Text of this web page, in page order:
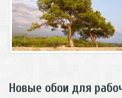
Новые обои для